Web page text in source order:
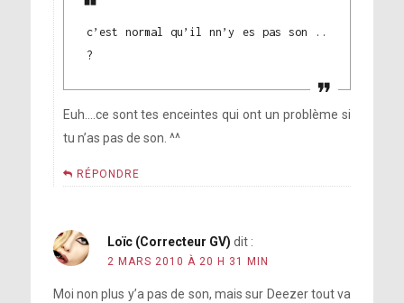
c’est normal qu’il nn’y es pas son ..
?
Euh….ce sont tes enceintes qui ont un problème si
tu n’as pas de son. ^^
RÉPONDRE
Loïc (Correcteur GV) dit :
2 MARS 2010 À 20 H 31 MIN
Moi non plus y’a pas de son, mais sur Deezer tout va